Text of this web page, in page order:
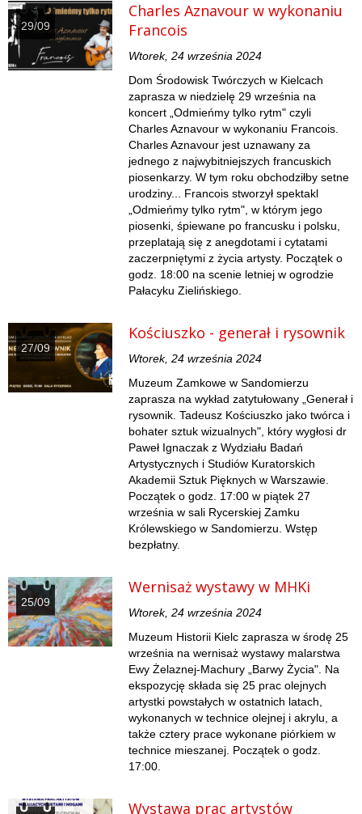
29/09
Charles Aznavour w wykonaniu
Francois
Wtorek, 24 września 2024
Dom Środowisk Twórczych w Kielcach
zaprasza w niedzielę 29 września na
koncert „Odmieńmy tylko rytm" czyli
Charles Aznavour w wykonaniu Francois.
Charles Aznavour jest uznawany za
jednego z najwybitniejszych francuskich
piosenkarzy. W tym roku obchodziłby setne
urodziny... Francois stworzył spektakl
„Odmieńmy tylko rytm", w którym jego
piosenki, śpiewane po francusku i polsku,
przeplatają się z anegdotami i cytatami
zaczerpniętymi z życia artysty. Początek o
godz. 18:00 na scenie letniej w ogrodzie
Pałacyku Zielińskiego.
27/09
Kościuszko - generał i rysownik
Wtorek, 24 września 2024
Muzeum Zamkowe w Sandomierzu
zaprasza na wykład zatytułowany „Generał i
rysownik. Tadeusz Kościuszko jako twórca i
bohater sztuk wizualnych", który wygłosi dr
Paweł Ignaczak z Wydziału Badań
Artystycznych i Studiów Kuratorskich
Akademii Sztuk Pięknych w Warszawie.
Początek o godz. 17:00 w piątek 27
września w sali Rycerskiej Zamku
Królewskiego w Sandomierzu. Wstęp
bezpłatny.
25/09
Wernisaż wystawy w MHKi
Wtorek, 24 września 2024
Muzeum Historii Kielc zaprasza w środę 25
września na wernisaż wystawy malarstwa
Ewy Żelaznej-Machury „Barwy Życia". Na
ekspozycję składa się 25 prac olejnych
artystki powstałych w ostatnich latach,
wykonanych w technice olejnej i akrylu, a
także cztery prace wykonane piórkiem w
technice mieszanej. Początek o godz.
17:00.
Wystawa prac artystów